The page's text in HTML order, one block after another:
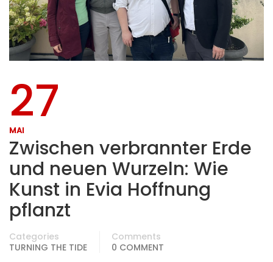
27
MAI
Zwischen verbrannter Erde
und neuen Wurzeln: Wie
Kunst in Evia Hoffnung
pflanzt
Categories
TURNING THE TIDE
Comments
0 COMMENT